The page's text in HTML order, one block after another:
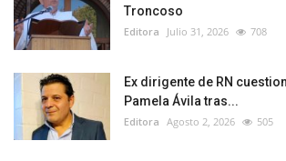
Troncoso
Editora Julio 31, 2026 708
Ex dirigente de RN
Pamela Ávila tras...
Editora Agosto 2, 2026 505